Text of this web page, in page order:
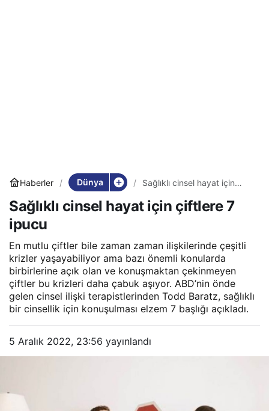
Haberler Dünya
Sağlıklı cinsel hayat için
Sağlıklı cinsel hayat için çiftlere 7
ipucu
En mutlu çiftler bile zaman zaman ilişkilerinde çeşitli
krizler yaşayabiliyor ama bazı önemli konularda
birbirlerine açık olan ve konuşmaktan çekinmeyen
çiftler bu krizleri daha çabuk aşıyor. ABD’nin önde
gelen cinsel ilişki terapistlerinden Todd Baratz, sağlıklı
bir cinsellik için konuşulması elzem 7 başlığı açıkladı.
5 Aralık 2022, 23:56 yayınlandı